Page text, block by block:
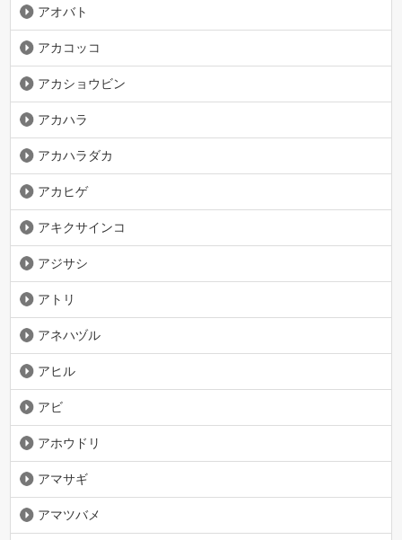
アオバト
アカコッコ
アカショウビン
アカハラ
アカハラダカ
アカヒゲ
アキクサインコ
アジサシ
アトリ
アネハヅル
アヒル
アビ
アホウドリ
アマサギ
アマツバメ